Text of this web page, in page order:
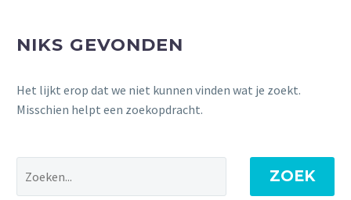
NIKS GEVONDEN
Het lijkt erop dat we niet kunnen vinden wat je zoekt.
Misschien helpt een zoekopdracht.
ZOEK